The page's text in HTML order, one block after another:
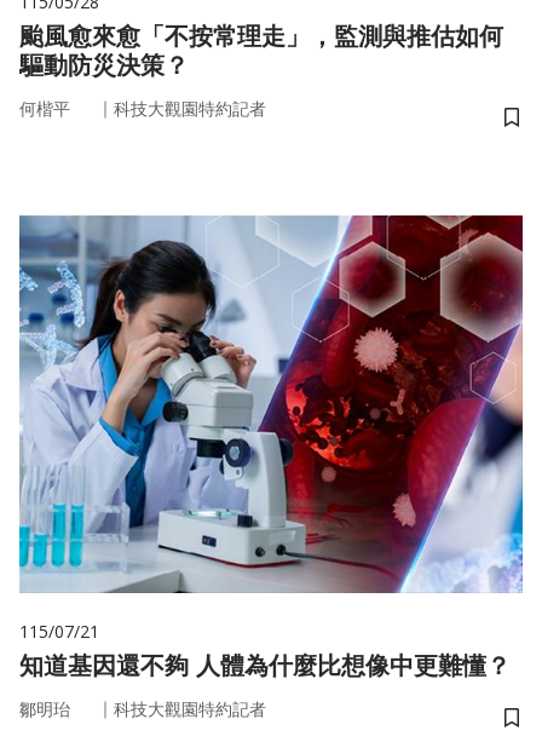
颱風愈來愈「不按常理走」，監測與推估如何
驅動防災決策？
何楷平 ｜ 科技大觀園特約記者
儲
115/07/21
知道基因還不夠 人體為什麼比想像中更難懂？
鄒明珆 ｜ 科技大觀園特約記者
儲